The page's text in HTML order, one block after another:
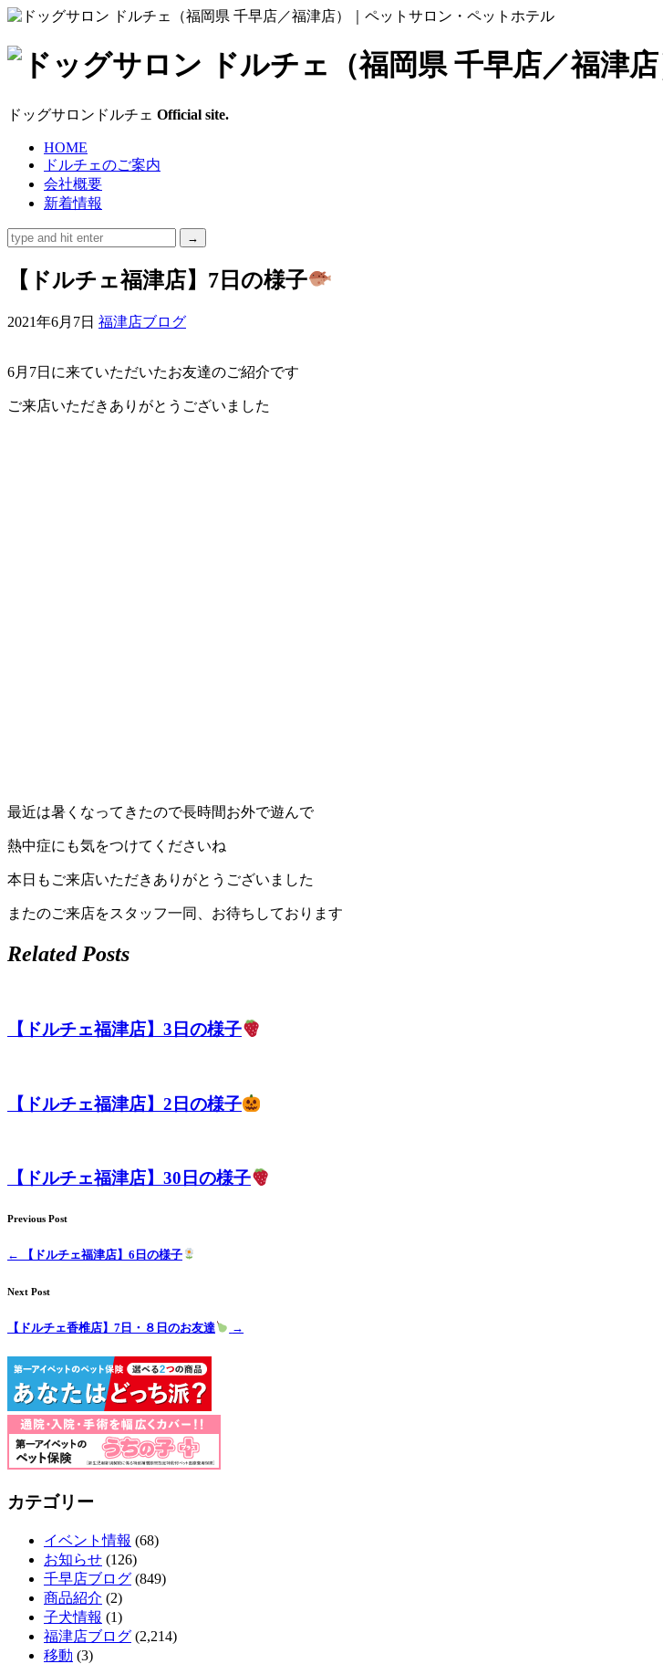
ド
ッ
グ
サ
ロ
ン
チ
店）
｜
ペ
ッ
サ
ン・
ッ
ト
ホ
ル
ドッグサロンドルチェ Official site.
HOME
ドルチェのご案内
会社概要
新着情報
【ドルチェ福津店】7日の様子
2021年6月7日 福津店ブログ
6月7日に来ていただいたお友達のご紹介です
ご来店いただきありがとうございました
最近は暑くなってきたので長時間お外で遊んで
熱中症にも気をつけてくださいね
本日もご来店いただきありがとうございました
またのご来店をスタッフ一同、お待ちしております
Related Posts
【ドルチェ福津店】3日の様子
【ドルチェ福津店】2日の様子
【ドルチェ福津店】30日の様子
Previous Post
← 【ドルチェ福津店】6日の様子
Next Post
【ドルチェ香椎店】7日・８日のお友達 →
カテゴリー
イベント情報 (68)
お知らせ (126)
千早店ブログ (849)
商品紹介 (2)
子犬情報 (1)
福津店ブログ (2,214)
移動 (3)